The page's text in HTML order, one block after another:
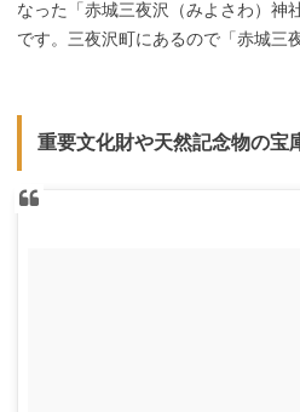
なった「赤城三夜沢（みよさわ）神
です。三夜沢町にあるので「赤城三
重要文化財や天然記念物の宝